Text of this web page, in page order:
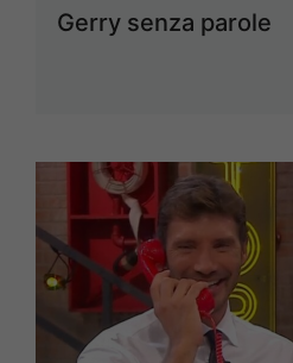
Gerry senza parole